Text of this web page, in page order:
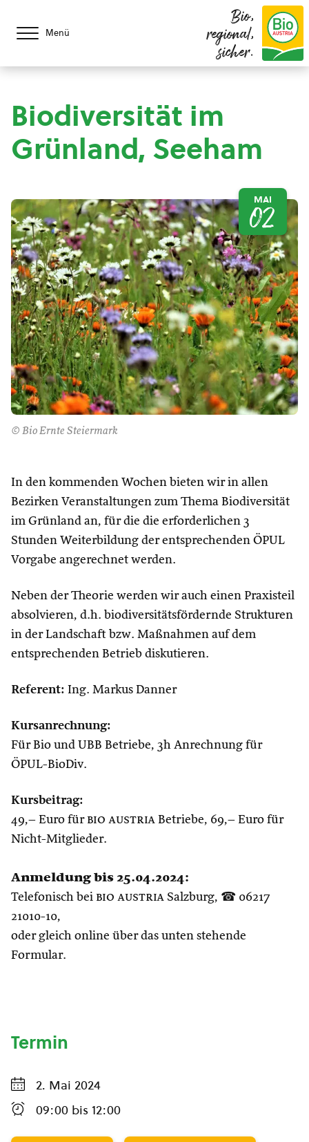
Menü
Bio,
regional,
sicher.
Biodiversität im
Grünland, Seeham
© Bio Ernte Steiermark
MAI
02
In den kommenden Wochen bieten wir in allen
Bezirken Veranstaltungen zum Thema Biodiversität
im Grünland an, für die die erforderlichen 3
Stunden Weiterbildung der entsprechenden ÖPUL
Vorgabe angerechnet werden.
Neben der Theorie werden wir auch einen Praxisteil
absolvieren, d.h. biodiversitätsfördernde Strukturen
in der Landschaft bzw. Maßnahmen auf dem
entsprechenden Betrieb diskutieren.
Referent: Ing. Markus Danner
Kursanrechnung:
Für Bio und UBB Betriebe, 3h Anrechnung für
ÖPUL-BioDiv.
Kursbeitrag:
49,– Euro für bio austria Betriebe, 69,– Euro für
Nicht-Mitglieder.
Anmeldung bis 25.04.2024:
Telefonisch bei bio austria Salzburg, ☎ 06217
21010-10,
oder gleich online über das unten stehende
Formular.
Termin
2. Mai 2024
09:00 bis 12:00